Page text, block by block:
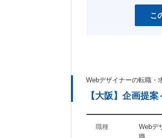
資
こ
Webデザイナーの転職・
【大阪】企画提
職種
Webデ